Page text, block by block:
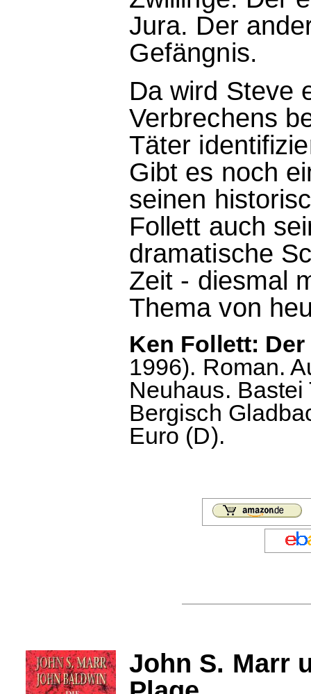
Jura. Der
Gefängnis.
Da wird Steve
Verbrechens
Täter
Gibt es noch
seinen
Follett auch
dramatische
Zeit - diesmal
Thema von
Ken Follett:
1996). Roman.
Neuhaus. Bastei
Bergisch
Euro (D).
John S. Marr